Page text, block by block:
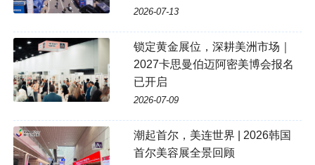
2026-07-13
锁定黄金展位，深耕美洲市场｜
2027卡思曼伯迈阿密美博会报名
已开启
2026-07-09
潮起首尔，美连世界 | 2026韩国
首尔美容展全景回顾